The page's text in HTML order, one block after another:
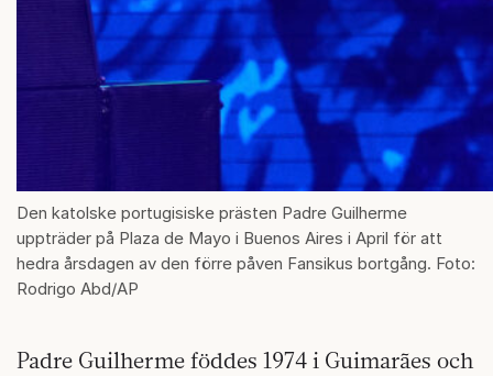
Den katolske portugisiske prästen Padre Guilherme
uppträder på Plaza de Mayo i Buenos Aires i April för att
hedra årsdagen av den förre påven Fansikus bortgång. Foto:
Rodrigo Abd/AP
Padre Guilherme föddes 1974 i Guimarães och